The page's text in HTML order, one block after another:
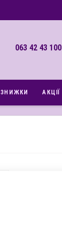
063 42 43 100
ЗНИЖКИ АКЦІЇ